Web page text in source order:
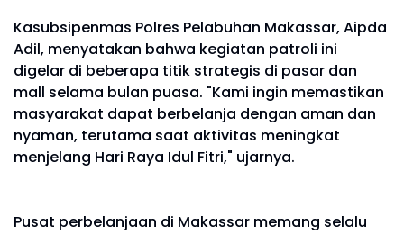
Kasubsipenmas Polres Pelabuhan Makassar, Aipda
Adil, menyatakan bahwa kegiatan patroli ini
digelar di beberapa titik strategis di pasar dan
mall selama bulan puasa. "Kami ingin memastikan
masyarakat dapat berbelanja dengan aman dan
nyaman, terutama saat aktivitas meningkat
menjelang Hari Raya Idul Fitri," ujarnya.
Pusat perbelanjaan di Makassar memang selalu